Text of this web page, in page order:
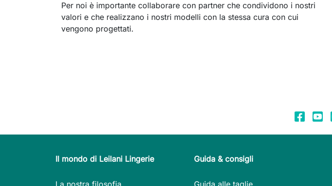
Per noi è importante collaborare con partner che condividono i nostri
valori e che realizzano i nostri modelli con la stessa cura con cui
vengono progettati.
Il mondo di Leilani Lingerie Guida & consigli